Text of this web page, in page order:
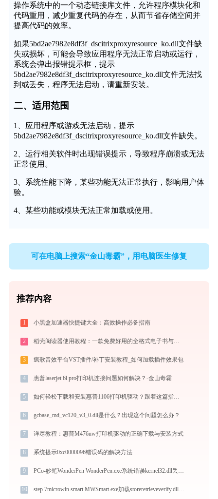
操作系统中的一个动态链接库文件，允许程序模块化和
代码重用，减少重复代码的存在，从而节省存储空间并
提高代码的效率。
如果5bd2ae7982e8df3f_dscitrixproxyresource_ko.dll文件缺
失或损坏，可能会导致应用程序无法正常启动或运行，
系统会弹出报错提示框，提示
5bd2ae7982e8df3f_dscitrixproxyresource_ko.dll文件无法找
到或丢失，程序无法启动，请重新安装。
二、适用范围
1、应用程序或游戏无法启动，提示
5bd2ae7982e8df3f_dscitrixproxyresource_ko.dll文件缺失。
2、运行相关软件时出现错误提示，导致程序崩溃或无法
正常使用。
3、系统性能下降，某些功能无法正常执行，影响用户体
验。
4、某些功能或模块无法正常加载或使用。
可在电脑上搜索“金山毒霸”，用电脑医生修复
推荐内容
1 小黑盒加速器快捷键大全：高效操作必备指南
2 稻壳阅读器使用教程：一款免费好用的全格式电子书与文档阅读神器
3 疯歌音效平台VST插件/补丁安装教程_如何加载插件效果包
4 惠普laserjet 6l pro打印机连接问题如何解决？-金山毒霸
5 如何轻松下载和安装惠普1106打印机驱动？跟着这篇指南走
6 gcbase_md_vc120_v3_0.dll是什么？出现这个问题怎么办？
7 详尽教程：惠普M476nw打印机驱动的正确下载与安装方式
8 系统提示0xc0000096错误码的解决方法
9 PCo-妙笔WonderPen WonderPen.exe系统错误kernel32.dll丢失如何解决
10 step 7microwin smart MWSmart.exe加载storeretrieveverify.dll文件丢失处理办法